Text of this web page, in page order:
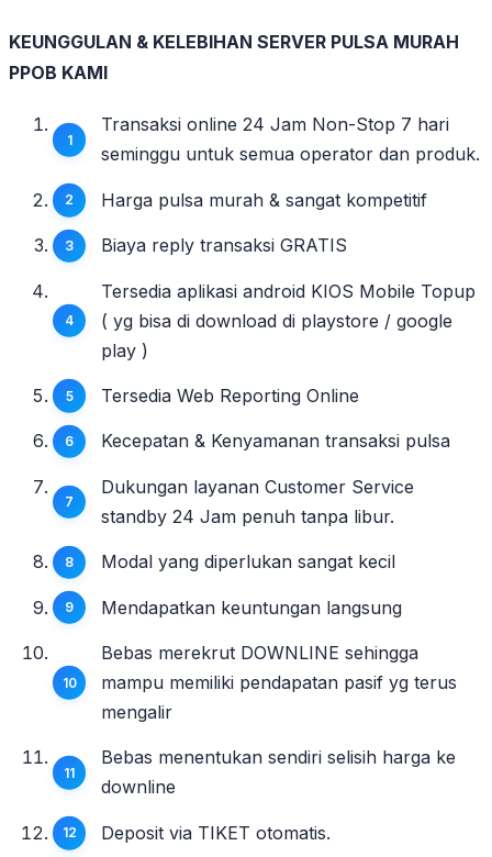
KEUNGGULAN & KELEBIHAN SERVER PULSA MURAH
PPOB KAMI
Transaksi online 24 Jam Non-Stop 7 hari
seminggu untuk semua operator dan produk.
Harga pulsa murah & sangat kompetitif
Biaya reply transaksi GRATIS
Tersedia aplikasi android KIOS Mobile Topup
( yg bisa di download di playstore / google
play )
Tersedia Web Reporting Online
Kecepatan & Kenyamanan transaksi pulsa
Dukungan layanan Customer Service
standby 24 Jam penuh tanpa libur.
Modal yang diperlukan sangat kecil
Mendapatkan keuntungan langsung
Bebas merekrut DOWNLINE sehingga
mampu memiliki pendapatan pasif yg terus
mengalir
Bebas menentukan sendiri selisih harga ke
downline
Deposit via TIKET otomatis.